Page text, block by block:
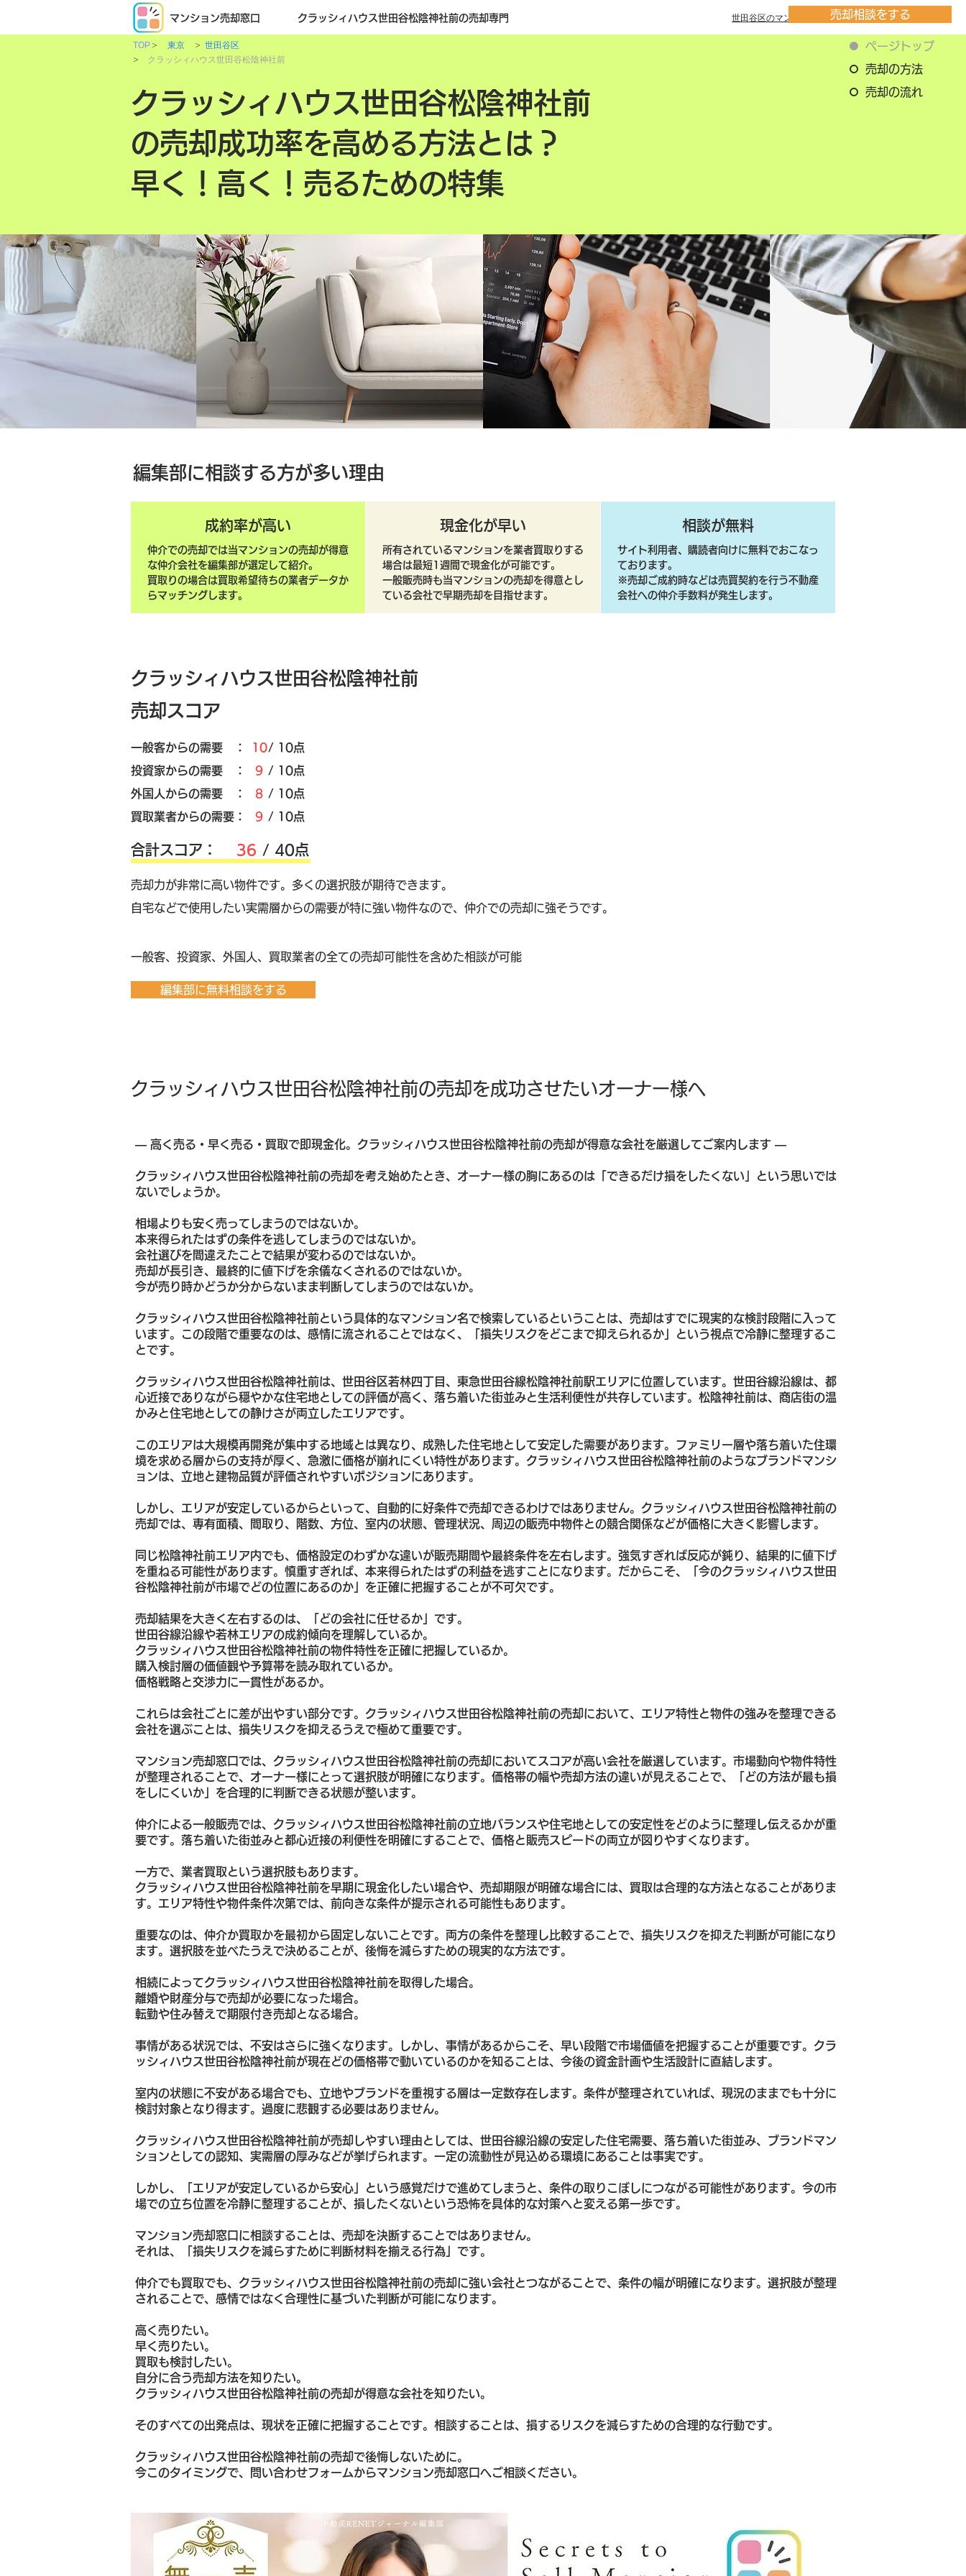
売却相談をする
ページトップ
売却の方法
売却の流れ
マンション売却窓口 クラッシィハウス世田谷松陰神社前の売却専門 世田谷区のマンション一覧
TOP > 東京 > 世田谷区
> クラッシィハウス世田谷松陰神社前
クラッシィハウス世田谷松陰神社前
の売却成功率を高める方法とは？
早く！高く！売るための特集
編集部に相談する方が多い理由
成約率が高い
仲介での売却では当マンションの売却が得意
な仲介会社を編集部が選定して紹介。
買取りの場合は買取希望待ちの業者データか
らマッチングします。
現金化が早い
所有されているマンションを業者買取りする
場合は最短1週間で現金化が可能です。
一般販売時も当マンションの売却を得意とし
ている会社で早期売却を目指せます。
相談が無料
サイト利用者、購読者向けに無料でおこなっ
ております。
​※売却ご成約時などは売買契約を行う不動産
会社への仲介手数料が発生します。
クラッシィハウス世田谷松陰神社前
売却スコア
​一般客からの需要 ： 10/ 10点
​投資家からの需要 ：
9 / 10点
外国人からの需要 ：
8 / 10点
買取業者からの需要：
9 / 10点
​合計スコア： 36 / 40点
売却力が非常に高い物件です。多くの選択肢が期待できます。
自宅などで使用したい実需層からの需要が特に強い物件なので、仲介での売却に強そうです。
​一般客、投資家、外国人、買取業者の全ての売却可能性を含めた相談が可能
編集部に無料相談をする
クラッシィハウス世田谷松陰神社前の売却を成功させたいオーナー様へ
― 高く売る・早く売る・買取で即現金化。クラッシィハウス世田谷松陰神社前の売却が得意な会社を厳選してご案内します ―
クラッシィハウス世田谷松陰神社前の売却を考え始めたとき、オーナー様の胸にあるのは「できるだけ損をしたくない」という思いでは
ないでしょうか。
相場よりも安く売ってしまうのではないか。
本来得られたはずの条件を逃してしまうのではないか。
会社選びを間違えたことで結果が変わるのではないか。
売却が長引き、最終的に値下げを余儀なくされるのではないか。
今が売り時かどうか分からないまま判断してしまうのではないか。
クラッシィハウス世田谷松陰神社前という具体的なマンション名で検索しているということは、売却はすでに現実的な検討段階に入って
います。この段階で重要なのは、感情に流されることではなく、「損失リスクをどこまで抑えられるか」という視点で冷静に整理するこ
とです。
クラッシィハウス世田谷松陰神社前は、世田谷区若林四丁目、東急世田谷線松陰神社前駅エリアに位置しています。世田谷線沿線は、都
心近接でありながら穏やかな住宅地としての評価が高く、落ち着いた街並みと生活利便性が共存しています。松陰神社前は、商店街の温
かみと住宅地としての静けさが両立したエリアです。
このエリアは大規模再開発が集中する地域とは異なり、成熟した住宅地として安定した需要があります。ファミリー層や落ち着いた住環
境を求める層からの支持が厚く、急激に価格が崩れにくい特性があります。クラッシィハウス世田谷松陰神社前のようなブランドマンシ
ョンは、立地と建物品質が評価されやすいポジションにあります。
しかし、エリアが安定しているからといって、自動的に好条件で売却できるわけではありません。クラッシィハウス世田谷松陰神社前の
売却では、専有面積、間取り、階数、方位、室内の状態、管理状況、周辺の販売中物件との競合関係などが価格に大きく影響します。
同じ松陰神社前エリア内でも、価格設定のわずかな違いが販売期間や最終条件を左右します。強気すぎれば反応が鈍り、結果的に値下げ
を重ねる可能性があります。慎重すぎれば、本来得られたはずの利益を逃すことになります。だからこそ、「今のクラッシィハウス世田
谷松陰神社前が市場でどの位置にあるのか」を正確に把握することが不可欠です。
売却結果を大きく左右するのは、「どの会社に任せるか」です。
世田谷線沿線や若林エリアの成約傾向を理解しているか。
クラッシィハウス世田谷松陰神社前の物件特性を正確に把握しているか。
購入検討層の価値観や予算帯を読み取れているか。
価格戦略と交渉力に一貫性があるか。
これらは会社ごとに差が出やすい部分です。クラッシィハウス世田谷松陰神社前の売却において、エリア特性と物件の強みを整理できる
会社を選ぶことは、損失リスクを抑えるうえで極めて重要です。
マンション売却窓口では、クラッシィハウス世田谷松陰神社前の売却においてスコアが高い会社を厳選しています。市場動向や物件特性
が整理されることで、オーナー様にとって選択肢が明確になります。価格帯の幅や売却方法の違いが見えることで、「どの方法が最も損
をしにくいか」を合理的に判断できる状態が整います。
仲介による一般販売では、クラッシィハウス世田谷松陰神社前の立地バランスや住宅地としての安定性をどのように整理し伝えるかが重
要です。落ち着いた街並みと都心近接の利便性を明確にすることで、価格と販売スピードの両立が図りやすくなります。
一方で、業者買取という選択肢もあります。
クラッシィハウス世田谷松陰神社前を早期に現金化したい場合や、売却期限が明確な場合には、買取は合理的な方法となることがありま
す。エリア特性や物件条件次第では、前向きな条件が提示される可能性もあります。
重要なのは、仲介か買取かを最初から固定しないことです。両方の条件を整理し比較することで、損失リスクを抑えた判断が可能になり
ます。選択肢を並べたうえで決めることが、後悔を減らすための現実的な方法です。
相続によってクラッシィハウス世田谷松陰神社前を取得した場合。
離婚や財産分与で売却が必要になった場合。
転勤や住み替えで期限付き売却となる場合。
事情がある状況では、不安はさらに強くなります。しかし、事情があるからこそ、早い段階で市場価値を把握することが重要です。クラ
ッシィハウス世田谷松陰神社前が現在どの価格帯で動いているのかを知ることは、今後の資金計画や生活設計に直結します。
室内の状態に不安がある場合でも、立地やブランドを重視する層は一定数存在します。条件が整理されていれば、現況のままでも十分に
検討対象となり得ます。過度に悲観する必要はありません。
クラッシィハウス世田谷松陰神社前が売却しやすい理由としては、世田谷線沿線の安定した住宅需要、落ち着いた街並み、ブランドマン
ションとしての認知、実需層の厚みなどが挙げられます。一定の流動性が見込める環境にあることは事実です。
しかし、「エリアが安定しているから安心」という感覚だけで進めてしまうと、条件の取りこぼしにつながる可能性があります。今の市
場での立ち位置を冷静に整理することが、損したくないという恐怖を具体的な対策へと変える第一歩です。
マンション売却窓口に相談することは、売却を決断することではありません。
それは、「損失リスクを減らすために判断材料を揃える行為」です。
仲介でも買取でも、クラッシィハウス世田谷松陰神社前の売却に強い会社とつながることで、条件の幅が明確になります。選択肢が整理
されることで、感情ではなく合理性に基づいた判断が可能になります。
高く売りたい。
早く売りたい。
買取も検討したい。
自分に合う売却方法を知りたい。
クラッシィハウス世田谷松陰神社前の売却が得意な会社を知りたい。
そのすべての出発点は、現状を正確に把握することです。相談することは、損するリスクを減らすための合理的な行動です。
クラッシィハウス世田谷松陰神社前の売却で後悔しないために。
今このタイミングで、問い合わせフォームからマンション売却窓口へご相談ください。